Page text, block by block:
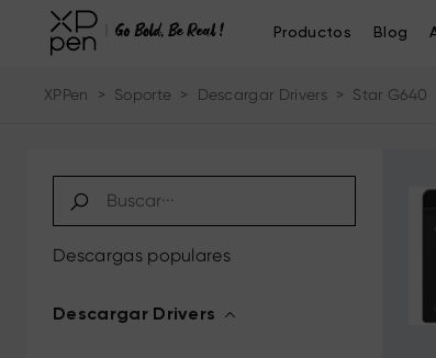
Productos Blog
XPPen > Soporte > Descargar Drivers > Star G640
Descargas populares
Descargar Drivers